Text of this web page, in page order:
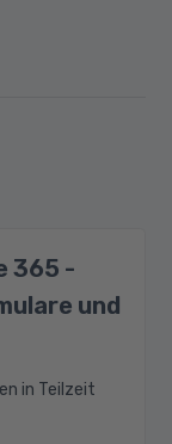
365 -
und
in Teilzeit